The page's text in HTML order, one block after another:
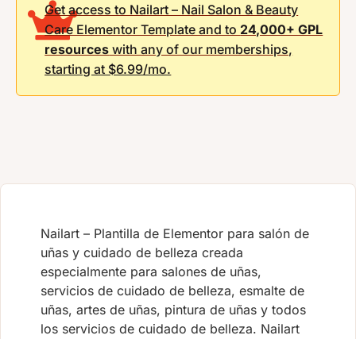
Get access to Nailart – Nail Salon & Beauty
Care Elementor Template and to 24,000+ GPL
resources with any of our memberships,
starting at $6.99/mo.
Nailart – Plantilla de Elementor para salón de
uñas y cuidado de belleza creada
especialmente para salones de uñas,
servicios de cuidado de belleza, esmalte de
uñas, artes de uñas, pintura de uñas y todos
los servicios de cuidado de belleza. Nailart